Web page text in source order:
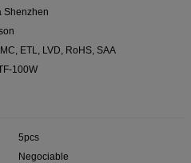
Shenzhen
ETL, LVD, RoHS, SAA
100W
5pcs
Negociable